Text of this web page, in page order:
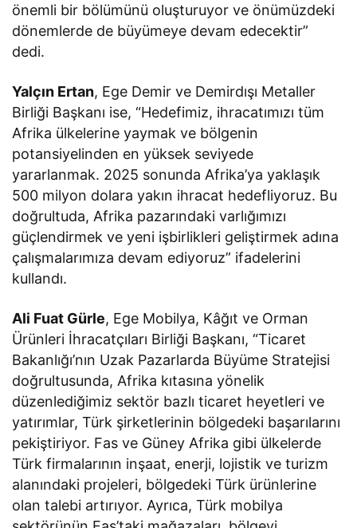
önemli bir bölümünü oluşturuyor ve önümüzdeki
dönemlerde de büyümeye devam edecektir”
dedi.
Yalçın Ertan, Ege Demir ve Demirdışı Metaller
Birliği Başkanı ise, “Hedefimiz, ihracatımızı tüm
Afrika ülkelerine yaymak ve bölgenin
potansiyelinden en yüksek seviyede
yararlanmak. 2025 sonunda Afrika’ya yaklaşık
500 milyon dolara yakın ihracat hedefliyoruz. Bu
doğrultuda, Afrika pazarındaki varlığımızı
güçlendirmek ve yeni işbirlikleri geliştirmek adına
çalışmalarımıza devam ediyoruz” ifadelerini
kullandı.
Ali Fuat Gürle, Ege Mobilya, Kâğıt ve Orman
Ürünleri İhracatçıları Birliği Başkanı, “Ticaret
Bakanlığı’nın Uzak Pazarlarda Büyüme Stratejisi
doğrultusunda, Afrika kıtasına yönelik
düzenlediğimiz sektör bazlı ticaret heyetleri ve
yatırımlar, Türk şirketlerinin bölgedeki başarılarını
pekiştiriyor. Fas ve Güney Afrika gibi ülkelerde
Türk firmalarının inşaat, enerji, lojistik ve turizm
alanındaki projeleri, bölgedeki Türk ürünlerine
olan talebi artırıyor. Ayrıca, Türk mobilya